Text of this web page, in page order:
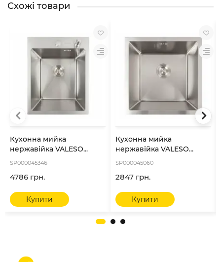
Схожі товари
Кухонна мийка
нержавійка VALESO...
SP000045346
4786 грн.
Купити
Кухонна мийка
нержавійка VALESO...
SP000045060
2847 грн.
Купити